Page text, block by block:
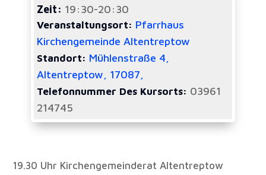
19.30 Uhr Kirchengemeinderat Altentreptow
Zeit: 19:30-20:30
Veranstaltungsort: Pfarrhaus
Kirchengemeinde Altentreptow
Standort: Mühlenstraße 4,
Altentreptow, 17087,
Telefonnummer Des Kursorts: 03961
214745